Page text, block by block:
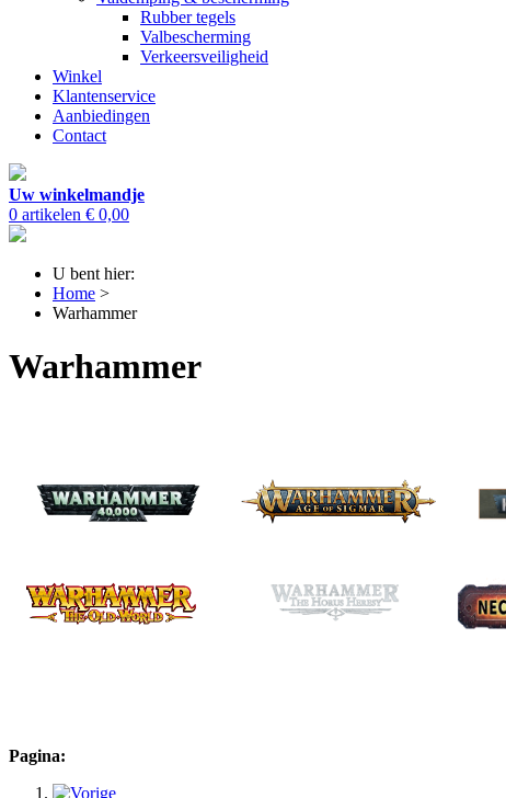
Rubber tegels
Valbescherming
Verkeersveiligheid
Winkel
Klantenservice
Aanbiedingen
Contact
Uw winkelmandje
0 artikelen € 0,00
U bent hier:
Home >
Warhammer
Warhammer
Pagina: